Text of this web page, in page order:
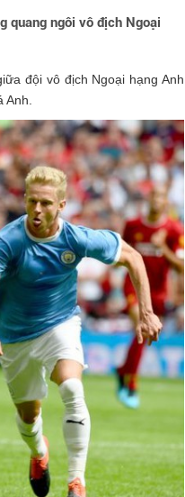
quang ngôi vô địch Ngoại
đội vô địch Ngoại hạng Anh